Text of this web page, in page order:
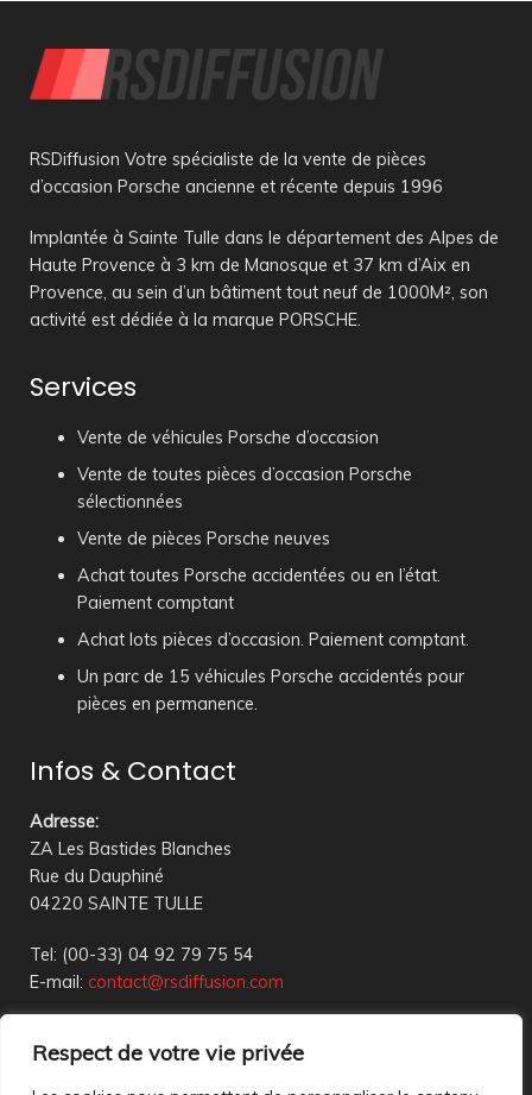
Respect de votre vie privée
RSDiffusion Votre spécialiste de la vente de pièces
d’occasion Porsche ancienne et récente depuis 1996
Implantée à Sainte Tulle dans le département des Alpes de
Haute Provence à 3 km de Manosque et 37 km d’Aix en
Provence, au sein d’un bâtiment tout neuf de 1000M², son
activité est dédiée à la marque PORSCHE.
Services
Vente de véhicules Porsche d’occasion
Vente de toutes pièces d’occasion Porsche
sélectionnées
Vente de pièces Porsche neuves
Achat toutes Porsche accidentées ou en l’état.
Paiement comptant
Achat lots pièces d’occasion. Paiement comptant.
Un parc de 15 véhicules Porsche accidentés pour
pièces en permanence.
Infos & Contact
Adresse:
ZA Les Bastides Blanches
Rue du Dauphiné
04220 SAINTE TULLE
Tel: (00-33) 04 92 79 75 54
E-mail: contact@rsdiffusion.com
18h00
Réception en magasin sur rendez-vous uniquement